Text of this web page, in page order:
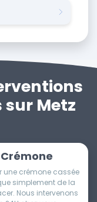
Metz
Crémone
une crémone cassée
simplement de la
Nous intervenons